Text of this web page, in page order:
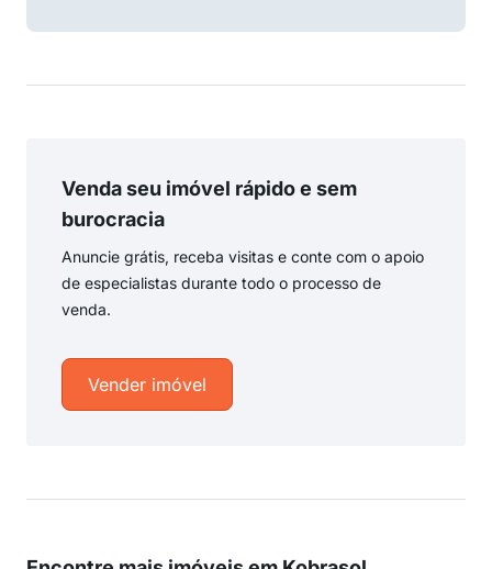
Venda seu imóvel rápido e sem
burocracia
Anuncie grátis, receba visitas e conte com o apoio
de especialistas durante todo o processo de
venda.
Vender imóvel